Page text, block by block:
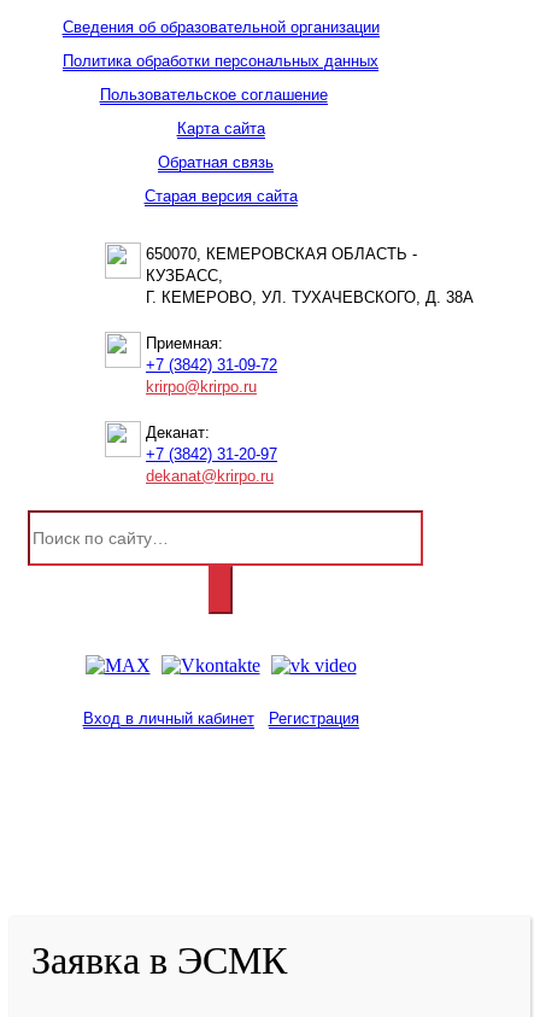
Сведения об образовательной организации
Политика обработки персональных данных
Пользовательское соглашение
Карта сайта
Обратная связь
Старая версия сайта
650070, КЕМЕРОВСКАЯ ОБЛАСТЬ -
КУЗБАСС,
Г. КЕМЕРОВО, УЛ. ТУХАЧЕВСКОГО, Д. 38А
Приемная:
+7 (3842) 31-09-72
krirpo@krirpo.ru
Деканат:
+7 (3842) 31-20-97
dekanat@krirpo.ru
Вход в личный кабинет Регистрация
Заявка в ЭСМК